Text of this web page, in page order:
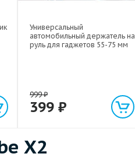
Универсальный
автомобильный держатель на
руль для гаджетов 55-75 мм
999₽
399 ₽
X2